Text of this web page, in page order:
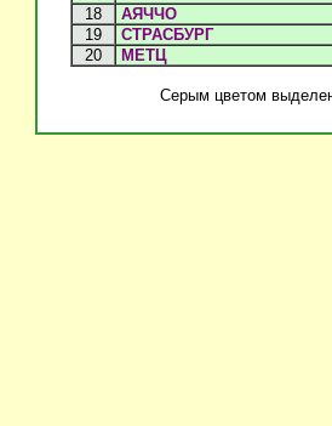
18
АЯЧЧО
19
СТРАСБУРГ
20
МЕТЦ
Серым цветом